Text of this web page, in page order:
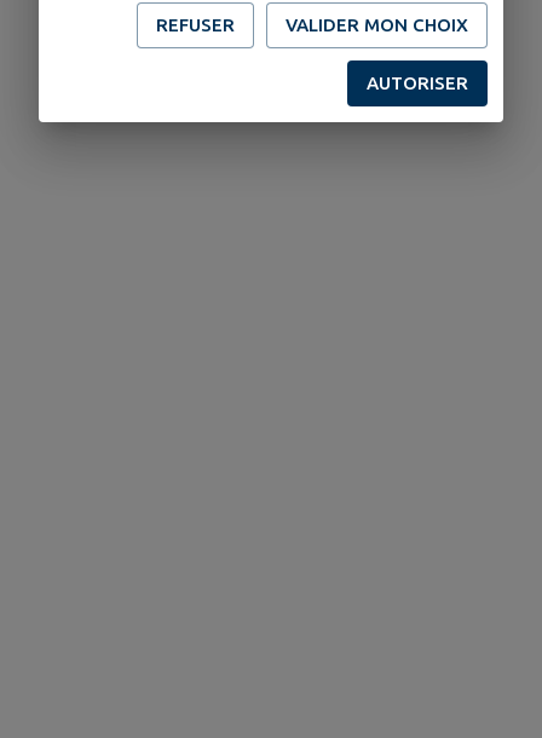
REFUSER VALIDER MON CHOIX
AUTORISER